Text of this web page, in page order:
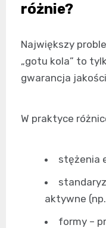
różnie?
Największy
„gotu kola” to
gwarancja
W praktyce
stężenia
aktywne
formy –